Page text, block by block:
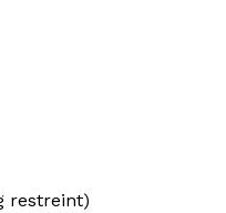
restreint)